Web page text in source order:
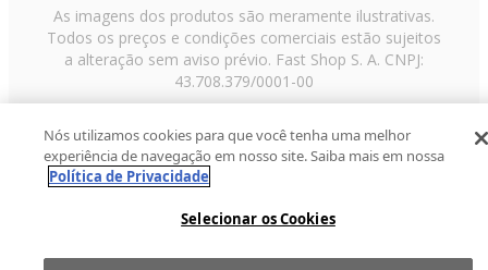
As imagens dos produtos são meramente ilustrativas.
Todos os preços e condições comerciais estão sujeitos
a alteração sem aviso prévio. Fast Shop S. A. CNPJ:
43.708.379/0001-00
Paulo/SP, CEP 02029-001, Telefone: 11 3003-3728 ©
2013 Fast Shop - Todos os direitos reservadosRF
Nós utilizamos cookies para que você tenha uma melhor
experiência de navegação em nosso site. Saiba mais em nossa
Política de Privacidade
Selecionar os Cookies